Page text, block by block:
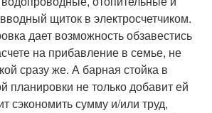
щиток в электросчетчиком.
дает возможность обзавестись
на прибавление в семье, не
сразу же. А барная стойка в
планировки не только добавит ей
сэкономить сумму и/или труд,